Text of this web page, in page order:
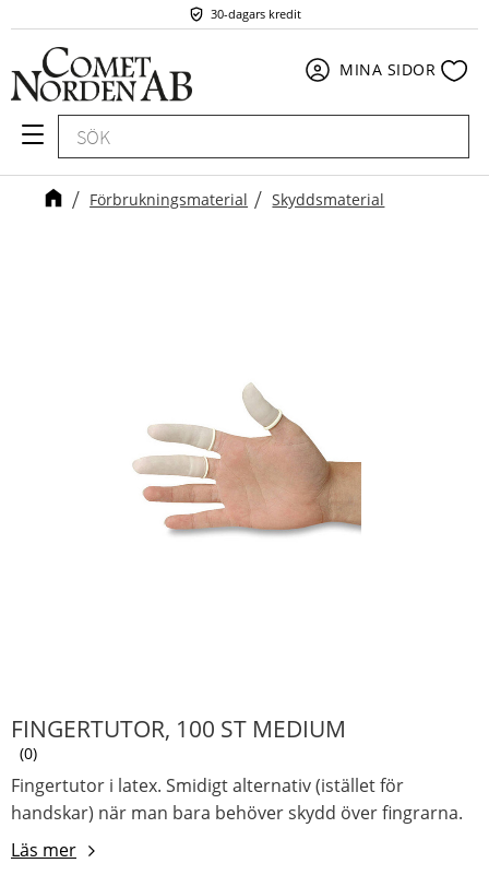
Meny
30-dagars kredit
MINA SIDOR
Förbrukningsmaterial Skyddsmaterial
FINGERTUTOR, 100 ST MEDIUM
0
Fingertutor i latex. Smidigt alternativ (istället för
handskar) när man bara behöver skydd över fingrarna.
Läs mer